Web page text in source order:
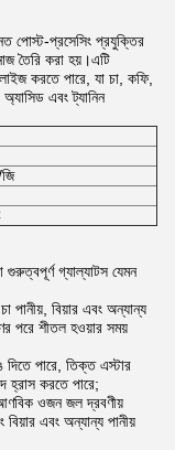
পোস্ট-প্রসেসিং প্রযুক্তির
তৈরি করা হয়।এটি
করতে পারে, যা চা, কফি,
এবং ট্যানিন
গুরুত্বপূর্ণ গ্যাল্যাটস যেমন
পানীয়, বিয়ার এবং অন্যান্য
পরে শীতল হওয়ার সময়
দিতে পারে, তিক্ত এস্টার
হ্রাস করতে পারে;
আণবিক ওজন জল দ্রবণীয়
এবং অন্যান্য পানীয়